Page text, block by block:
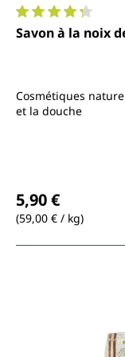
Note moyenne
Savon à la noix
Cosmétiques
et la douche
5,90 €
(59,00 € / kg)